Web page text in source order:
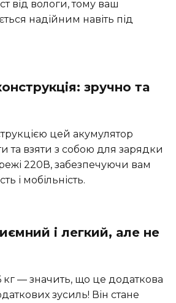
від вологи, тому ваш
надійним навіть під
зручно та
цей акумулятор
та взяти з собою для зарядки
220В, забезпечуючи вам
і мобільність.
і легкий, але не
кг — значить, що це додаткова
зусиль! Він стане